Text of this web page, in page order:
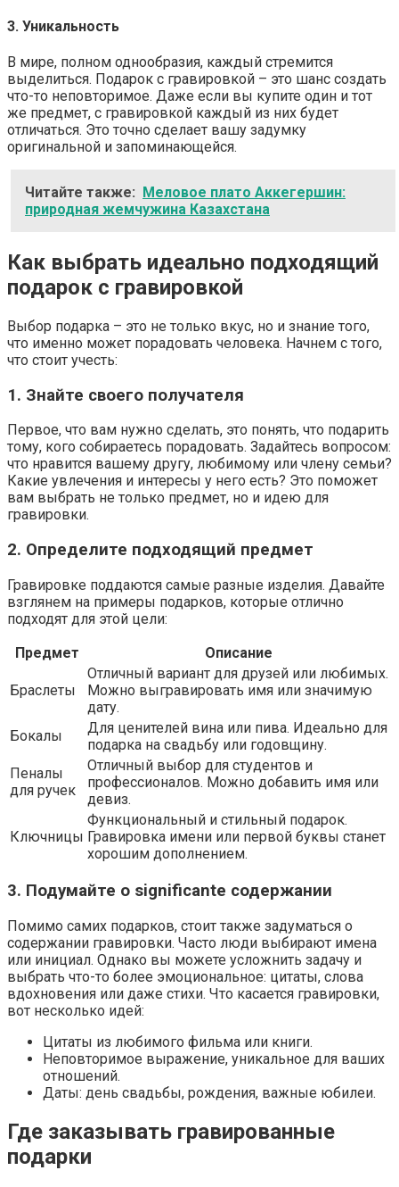
3. Уникальность
В мире, полном однообразия, каждый стремится
выделиться. Подарок с гравировкой – это шанс создать
что-то неповторимое. Даже если вы купите один и тот
же предмет, с гравировкой каждый из них будет
отличаться. Это точно сделает вашу задумку
оригинальной и запоминающейся.
Читайте также: Меловое плато Аккегершин:
природная жемчужина Казахстана
Как выбрать идеально подходящий
подарок с гравировкой
Выбор подарка – это не только вкус, но и знание того,
что именно может порадовать человека. Начнем с того,
что стоит учесть:
1. Знайте своего получателя
Первое, что вам нужно сделать, это понять, что подарить
тому, кого собираетесь порадовать. Задайтесь вопросом:
что нравится вашему другу, любимому или члену семьи?
Какие увлечения и интересы у него есть? Это поможет
вам выбрать не только предмет, но и идею для
гравировки.
2. Определите подходящий предмет
Гравировке поддаются самые разные изделия. Давайте
взглянем на примеры подарков, которые отлично
подходят для этой цели:
Предмет
Описание
Браслеты
Отличный вариант для друзей или любимых.
Можно выгравировать имя или значимую
дату.
Бокалы
Для ценителей вина или пива. Идеально для
подарка на свадьбу или годовщину.
Пеналы
для ручек
Отличный выбор для студентов и
профессионалов. Можно добавить имя или
девиз.
Ключницы
Функциональный и стильный подарок.
Гравировка имени или первой буквы станет
хорошим дополнением.
3. Подумайте о significante содержании
Помимо самих подарков, стоит также задуматься о
содержании гравировки. Часто люди выбирают имена
или инициал. Однако вы можете усложнить задачу и
выбрать что-то более эмоциональное: цитаты, слова
вдохновения или даже стихи. Что касается гравировки,
вот несколько идей:
Цитаты из любимого фильма или книги.
Неповторимое выражение, уникальное для ваших
отношений.
Даты: день свадьбы, рождения, важные юбилеи.
Где заказывать гравированные
подарки